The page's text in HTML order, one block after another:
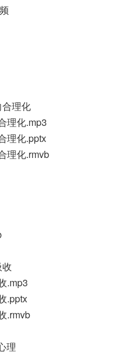
合理化
理化.mp3
理化.pptx
理化.rmvb
.mp3
.pptx
.rmvb
理